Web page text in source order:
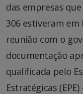
das empresas
306 estiveram em
reunião com o
documentação
qualificada pelo
Estratégicas